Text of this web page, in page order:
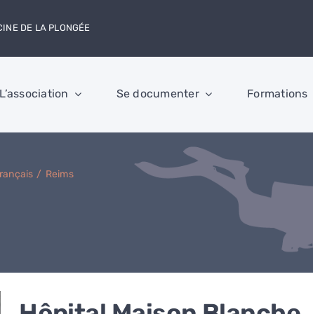
DE LA PLONGÉE
L’association Se documenter Formations
Reims